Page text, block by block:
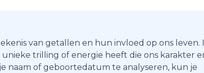
van getallen en hun invloed op ons leven.
trilling of energie heeft die ons karakter
naam of geboortedatum te analyseren, kun je